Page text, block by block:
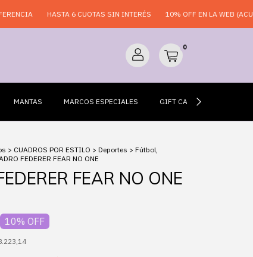
HASTA 6 CUOTAS SIN INTERÉS 10% OFF EN LA WEB
0
MANTAS MARCOS ESPECIALES GIFT CARDS
> CUADROS POR ESTILO > Deportes > Fútbol,
FEDERER FEAR NO ONE
FEAR NO ONE
10% OFF